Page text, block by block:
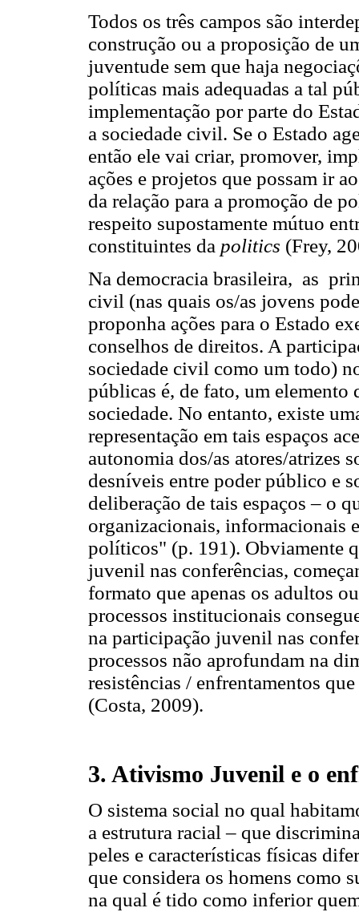
Todos os três campos são
construção ou a proposição de
juventude sem que haja
políticas mais adequadas a tal
implementação por parte do
a sociedade civil. Se o Estado
então ele vai criar, promover,
ações e projetos que possam ir
da relação para a promoção de
respeito supostamente mútuo
constituintes da politics (Frey,
Na democracia brasileira, as
civil (nas quais os/as jovens
proponha ações para o Estado
conselhos de direitos. A
sociedade civil como um todo)
públicas é, de fato, um elemento
sociedade. No entanto, existe
representação em tais espaços
autonomia dos/as atores/atrizes
desníveis entre poder público e
deliberação de tais espaços – o
organizacionais, informacionais
políticos" (p. 191). Obviamente
juvenil nas conferências,
formato que apenas os adultos
processos institucionais
na participação juvenil nas
processos não aprofundam na
resistências / enfrentamentos
(Costa, 2009).
3. Ativismo Juvenil e o
O sistema social no qual
a estrutura racial – que
peles e características físicas
que considera os homens como
na qual é tido como inferior